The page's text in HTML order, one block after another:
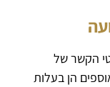
הקשר של
הן בעלות